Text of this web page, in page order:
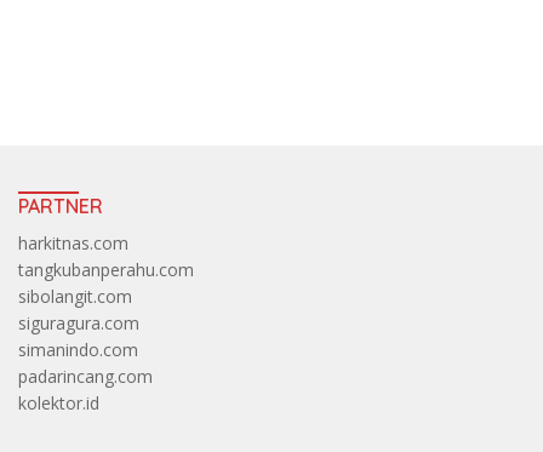
PARTNER
harkitnas.com
tangkubanperahu.com
sibolangit.com
siguragura.com
simanindo.com
padarincang.com
kolektor.id